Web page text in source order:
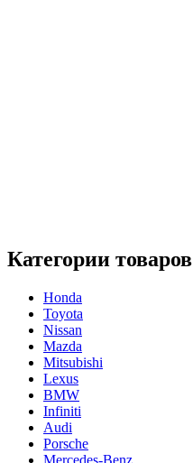
Категории товаров
Honda
Toyota
Nissan
Mazda
Mitsubishi
Lexus
BMW
Infiniti
Audi
Porsche
Mercedes-Benz